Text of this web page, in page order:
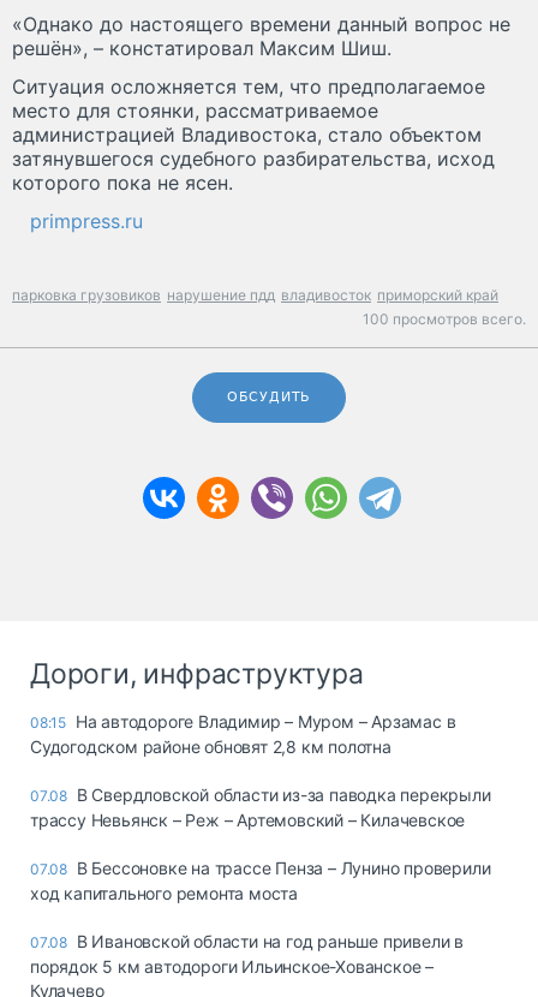
«Однако до настоящего времени данный вопрос не
решён», – констатировал Максим Шиш.
Ситуация осложняется тем, что предполагаемое
место для стоянки, рассматриваемое
администрацией Владивостока, стало объектом
затянувшегося судебного разбирательства, исход
которого пока не ясен.
primpress.ru
парковка грузовиков нарушение пдд владивосток приморский край
100 просмотров всего.
ОБСУДИТЬ
Дороги, инфраструктура
08:15 На автодороге Владимир – Муром – Арзамас в
Судогодском районе обновят 2,8 км полотна
07.08 В Свердловской области из-за паводка перекрыли
трассу Невьянск – Реж – Артемовский – Килачевское
07.08 В Бессоновке на трассе Пенза – Лунино проверили
ход капитального ремонта моста
07.08 В Ивановской области на год раньше привели в
порядок 5 км автодороги Ильинское-Хованское –
Кулачево